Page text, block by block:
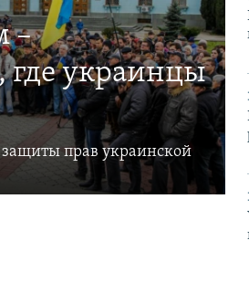
–
где украинцы
защиты прав украинской